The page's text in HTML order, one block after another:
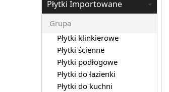
Płytki Importowane
Grupa
Płytki klinkierowe
Płytki ścienne
Płytki podłogowe
Płytki do łazienki
Płytki do kuchni